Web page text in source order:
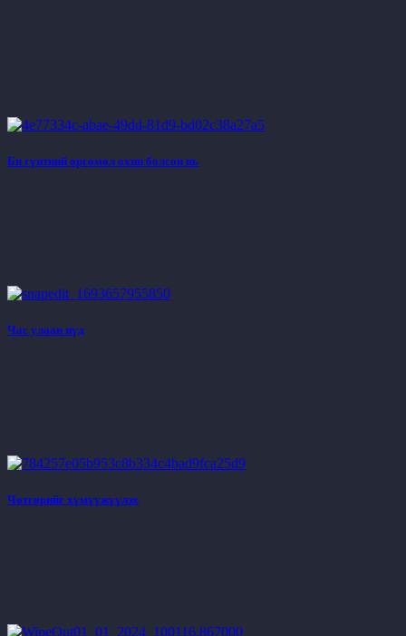
Би гүнтний өргөмөл охин болсон нь
Час улаан нүд
Чөтгөрийг хүмүүжүүлэх